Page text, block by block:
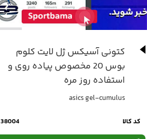
کتونی آسیکس ژل لایت کلوم
بوس 20 مخصوص پیاده روی و
استفاده روز مره
asics gel-cumulus
کد کالا 38004